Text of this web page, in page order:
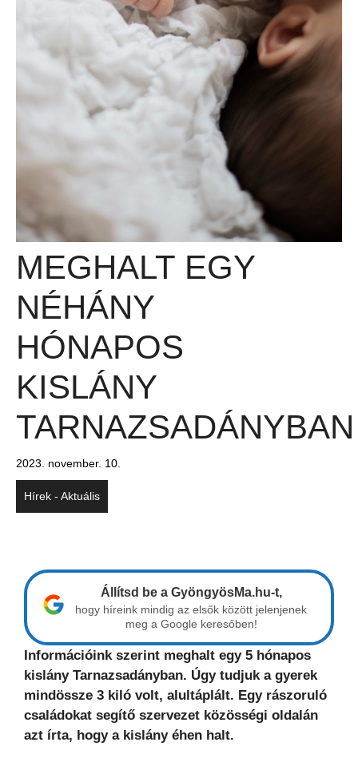
MEGHALT EGY
NÉHÁNY
HÓNAPOS
KISLÁNY
TARNAZSADÁNYBAN
2023. november. 10.
Hírek - Aktuális
Állítsd be a GyöngyösMa.hu-t,
hogy híreink mindig az elsők között jelenjenek
meg a Google keresőben!
Információink szerint meghalt egy 5 hónapos
kislány Tarnazsadányban. Úgy tudjuk a gyerek
mindössze 3 kiló volt, alultáplált. Egy rászoruló
családokat segítő szervezet közösségi oldalán
azt írta, hogy a kislány éhen halt.